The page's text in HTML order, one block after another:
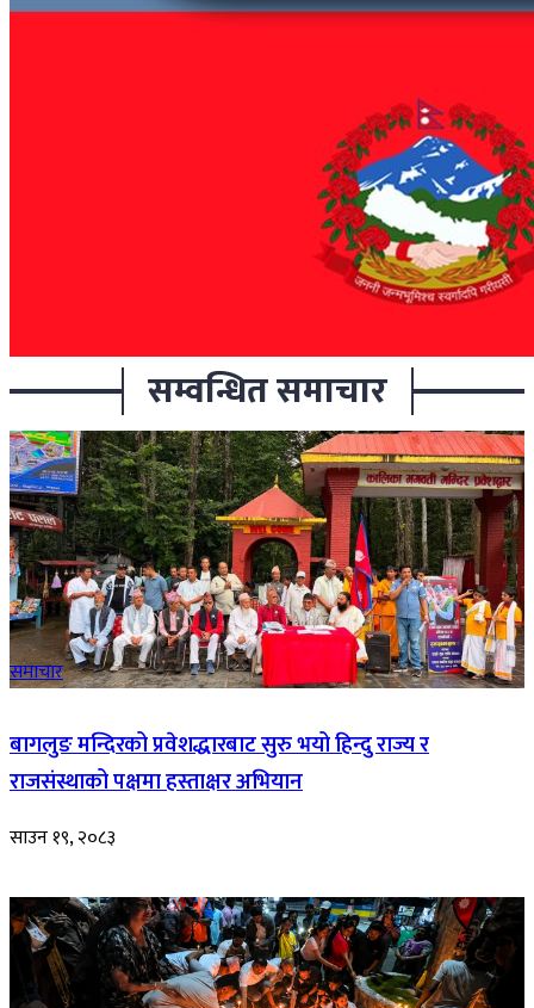
सम्वन्धित समाचार
समाचार
बागलुङ मन्दिरको प्रवेशद्धारबाट सुरु भयो हिन्दु राज्य र
राजसंस्थाको पक्षमा हस्ताक्षर अभियान
साउन १९, २०८३